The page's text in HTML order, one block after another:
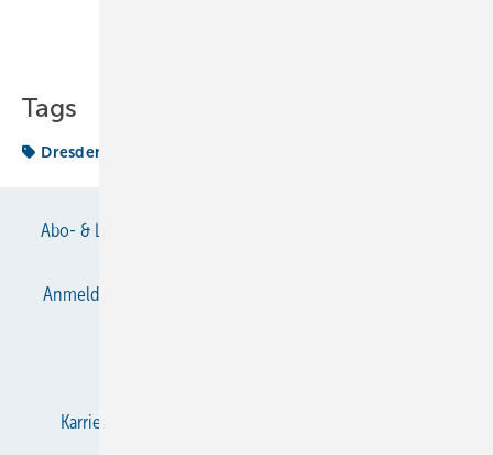
Tags
Dresden
Abo- & Leserservice
Anmelden
Karriere bei Gentner